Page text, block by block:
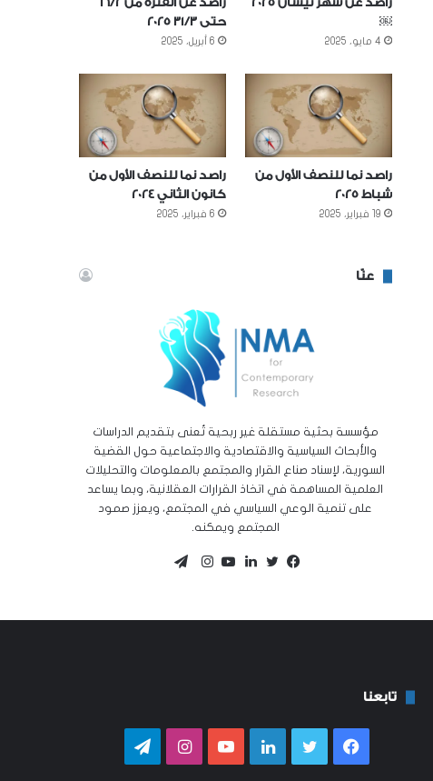
￼
4 مايو، 2025
حتى 31/3 2025
6 أبريل، 2025
راصد نما للنصف الأول من
شباط 2025
19 فبراير، 2025
راصد نما للنصف الأول من
كانون الثاني 2024
6 فبراير، 2025
عنّا
مؤسسة بحثية مستقلة غير ربحية تُعنى بتقديم الدراسات
والأبحاث السياسية والاقتصادية والاجتماعية حول القضية
السورية، لإسناد صناع القرار والمجتمع بالمعلومات والتحليلات
العلمية المساهمة في اتخاذ القرارات العقلانية، وبما يساعد
على تنمية الوعي السياسي في المجتمع، ويعزز صمود
المجتمع ويمكنه.
تابعنا
فيسبوكتويتر لينكدإنيوتيوبانستقرامتيلقرام